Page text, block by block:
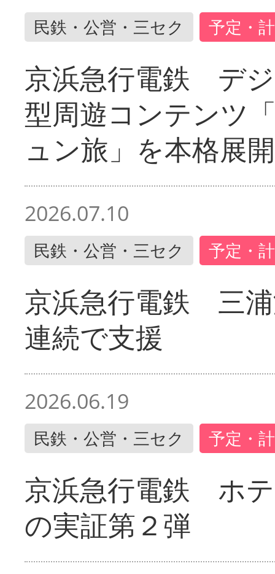
民鉄・公営・三セク 予定・
京浜急行電鉄 デ
型周遊コンテンツ
ュン旅」を本格展開
2026.07.10
民鉄・公営・三セク 予定・
京浜急行電鉄 三
連続で支援
2026.06.19
民鉄・公営・三セク 予定・
京浜急行電鉄 ホ
の実証第２弾